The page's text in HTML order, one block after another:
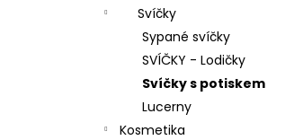
Svíčky
Sypané svíčky
SVÍČKY - Lodičky
Svíčky s potiskem
Lucerny
Kosmetika